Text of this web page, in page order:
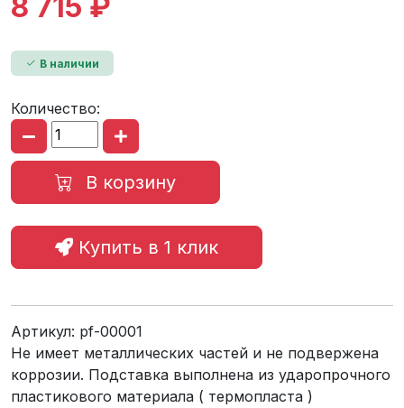
В наличии
Количество:
В корзину
Купить в 1 клик
Артикул: pf-00001
Не имеет металлических частей и не подвержена
коррозии. Подставка выполнена из ударопрочного
пластикового материала ( термопласта )